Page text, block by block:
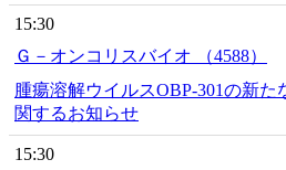
15:30
Ｇ－オンコリスバイオ （4588）
腫瘍溶解ウイルスOBP-301の新
関するお知らせ
15:30